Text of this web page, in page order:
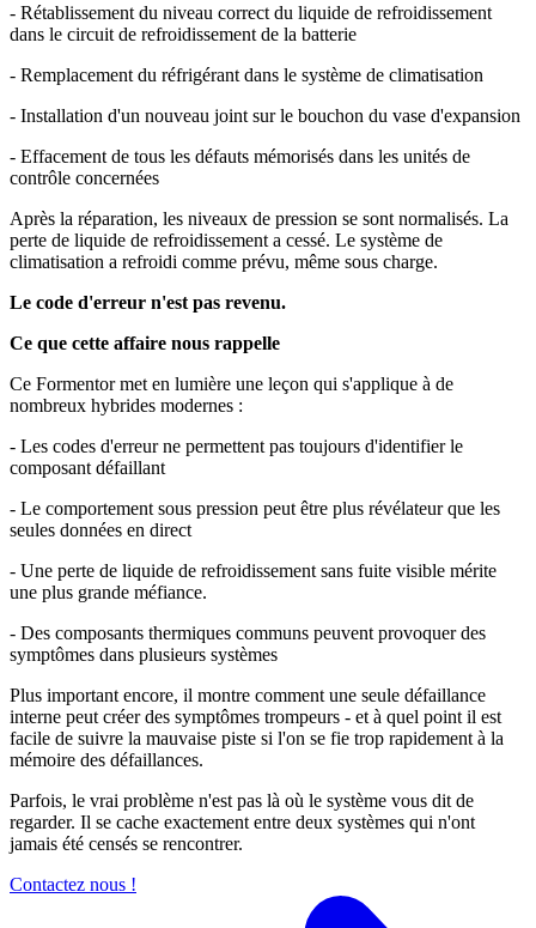
- Rétablissement du niveau correct du liquide de refroidissement
dans le circuit de refroidissement de la batterie
- Remplacement du réfrigérant dans le système de climatisation
- Installation d'un nouveau joint sur le bouchon du vase d'expansion
- Effacement de tous les défauts mémorisés dans les unités de
contrôle concernées
Après la réparation, les niveaux de pression se sont normalisés. La
perte de liquide de refroidissement a cessé. Le système de
climatisation a refroidi comme prévu, même sous charge.
Le code d'erreur n'est pas revenu.
Ce que cette affaire nous rappelle
Ce Formentor met en lumière une leçon qui s'applique à de
nombreux hybrides modernes :
- Les codes d'erreur ne permettent pas toujours d'identifier le
composant défaillant
- Le comportement sous pression peut être plus révélateur que les
seules données en direct
- Une perte de liquide de refroidissement sans fuite visible mérite
une plus grande méfiance.
- Des composants thermiques communs peuvent provoquer des
symptômes dans plusieurs systèmes
Plus important encore, il montre comment une seule défaillance
interne peut créer des symptômes trompeurs - et à quel point il est
facile de suivre la mauvaise piste si l'on se fie trop rapidement à la
mémoire des défaillances.
Parfois, le vrai problème n'est pas là où le système vous dit de
regarder. Il se cache exactement entre deux systèmes qui n'ont
jamais été censés se rencontrer.
Contactez nous !